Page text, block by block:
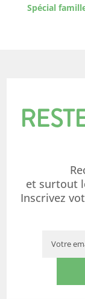
Spécial
et surtout
Inscrivez